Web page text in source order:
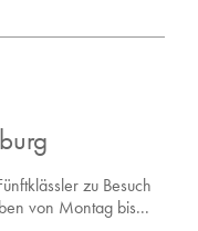
zu Besuch
von Montag bis...